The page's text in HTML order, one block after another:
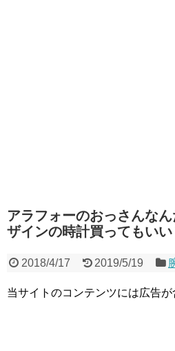
アラフォーのおっさんな
ザインの時計買ってもいい
2018/4/17 2019/5/19
当サイトのコンテンツには広告が